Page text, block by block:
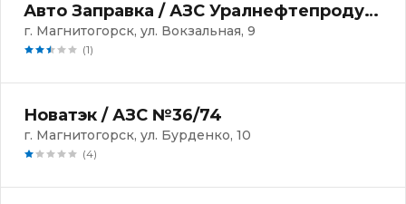
Авто Заправка / АЗС Уралнефтепродукт
г. Магнитогорск, ул. Вокзальная, 9
(1)
Новатэк / АЗС №36/74
г. Магнитогорск, ул. Бурденко, 10
(4)